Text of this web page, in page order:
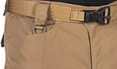
corps, La veste tactique est
et convient à la
à la tactique, excellente idée
randonnée tactique en plein
chasse randonnée ski
travail et autres activités